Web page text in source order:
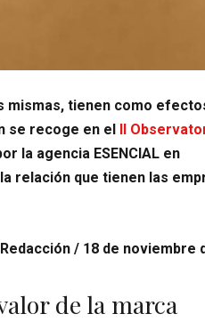
mismas, tienen como
se recoge en el II
la agencia ESENCIAL en
relación que tienen las
/ 18 de noviembre
de la marca